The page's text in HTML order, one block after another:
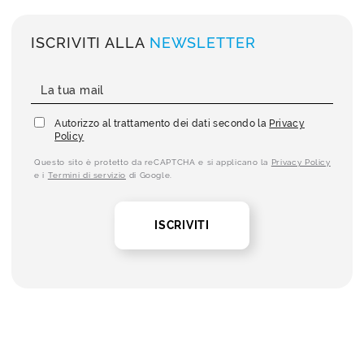
ISCRIVITI ALLA NEWSLETTER
Autorizzo al trattamento dei dati secondo la Privacy
Policy
Questo sito è protetto da reCAPTCHA e si applicano la Privacy Policy
e i Termini di servizio di Google.
ISCRIVITI